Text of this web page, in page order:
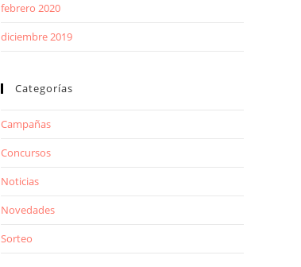
febrero 2020
diciembre 2019
Categorías
Campañas
Concursos
Noticias
Novedades
Sorteo